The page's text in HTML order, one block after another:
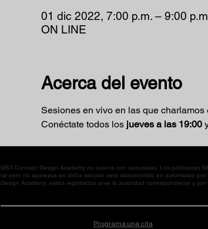
01 dic 2022, 7:00 p.m. – 9:00
ON LINE
Acerca del evento
Sesiones en vivo en las que
Conéctate todos los jueves a las 19:00
MST Concept Design Academy no cuenta con sucursales. Los profesores
tal pero no aparezca en dicha sección será desconocido en automático
Design Academy, están registrados ante la autoridad correspondiente y
Programa una cita